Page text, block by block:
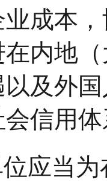
成本
内地
及外
信用
应当